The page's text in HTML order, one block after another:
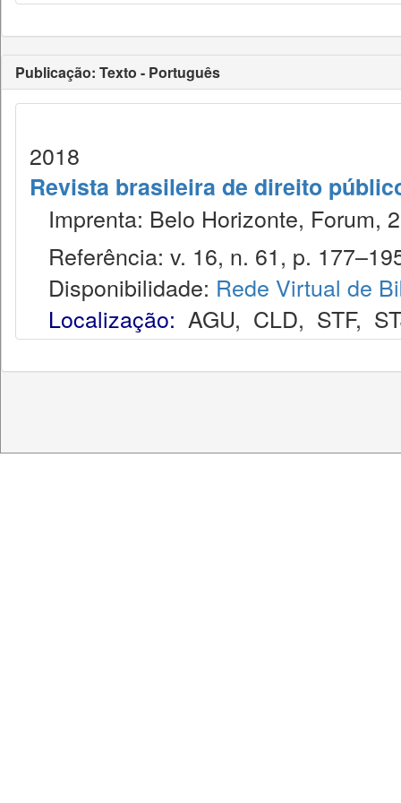
Publicação: Texto - Português
2018
Revista brasileira de direito
Imprenta: Belo Horizonte, Forum,
Referência: v. 16, n. 61, p.
Disponibilidade: Rede Virtual de
Localização: AGU, CLD, STF,